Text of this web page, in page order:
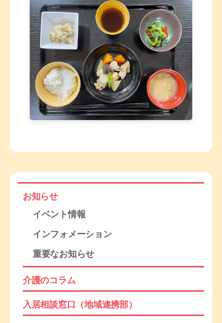
お知らせ
イベント情報
インフォメーション
重要なお知らせ
介護のコラム
入居相談窓口（地域連携部）